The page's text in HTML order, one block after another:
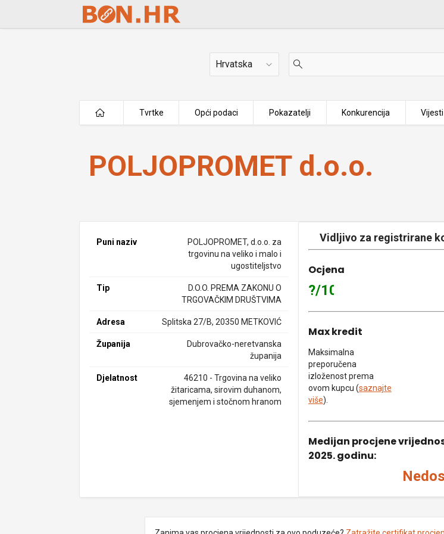
Skip to Main Content
Država
Tvrtke Opći podaci Pokazatelji Konkurencija Vijesti
POLJOPROMET d.o.o.
POLJOPROMET d.o.o.
Puni naziv
POLJOPROMET, d.o.o. za
trgovinu na veliko i malo i
ugostiteljstvo
Tip
D.O.O. PREMA ZAKONU O
TRGOVAČKIM DRUŠTVIMA
Adresa Splitska 27/B, 20350 METKOVIĆ
Županija
Dubrovačko-neretvanska
županija
Djelatnost
46210 - Trgovina na veliko
žitaricama, sirovim duhanom,
sjemenjem i stočnom hranom
Vidljivo za registrirane
Ocjena
?/10
Max kredit
Maksimalna
preporučena
izloženost prema
ovom kupcu (saznajte
više).
Medijan procjene
2025. godinu: